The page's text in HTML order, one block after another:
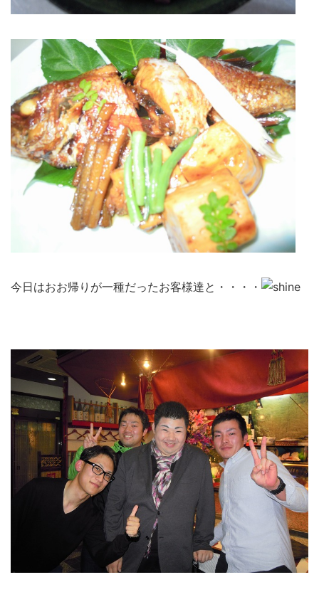
今日はおお帰りが一種だったお客様達と・・・・